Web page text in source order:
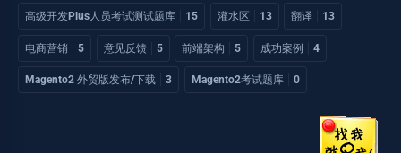
高级开发Plus人员考试测试题库 15 灌水区 13 翻译 13
电商营销 5 意见反馈 5 前端架构 5 成功案例 4
Magento2 外贸版发布/下载 3 Magento2考试题库 0